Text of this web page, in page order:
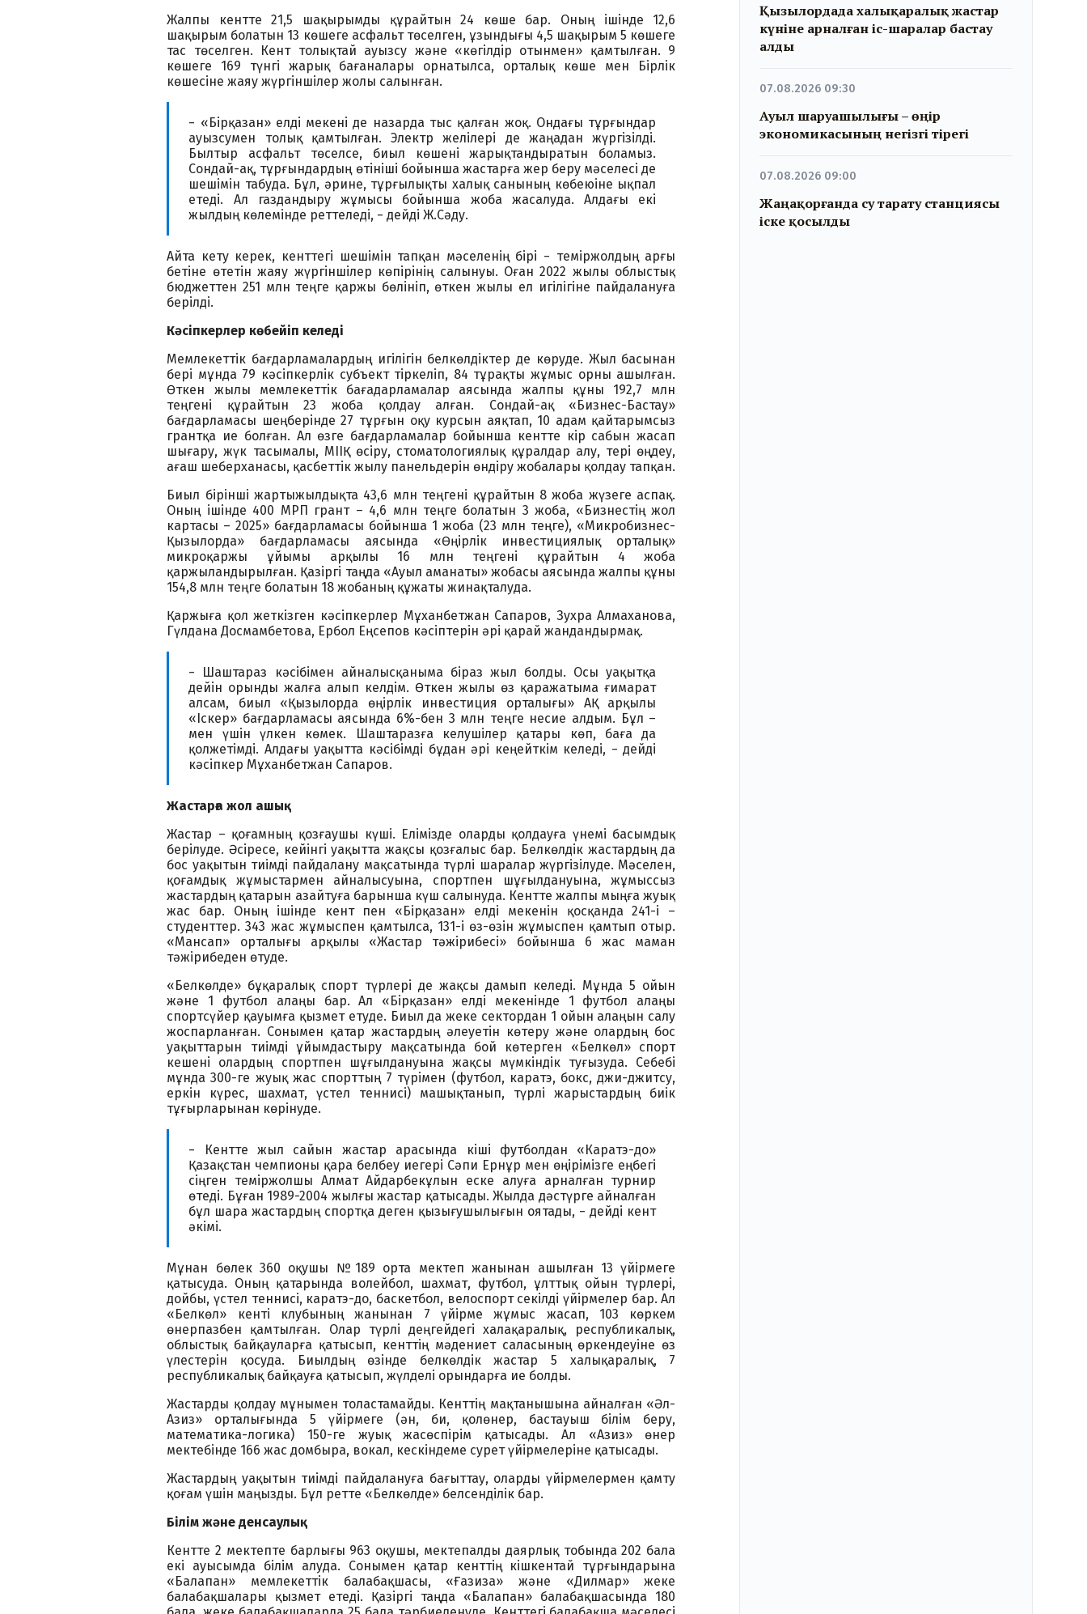
Жалпы кентте 21,5 шақырымды құрайтын 24 көше бар. Оның ішінде 12,6
шақырым болатын 13 көшеге асфальт төселген, ұзындығы 4,5 шақырым 5 көшеге
тас төселген. Кент толықтай ауызсу және «көгілдір отынмен» қамтылған. 9
көшеге 169 түнгі жарық бағаналары орнатылса, орталық көше мен Бірлік
көшесіне жаяу жүргіншілер жолы салынған.
− «Бірқазан» елді мекені де назарда тыс қалған жоқ. Ондағы тұрғындар
ауызсумен толық қамтылған. Электр желілері де жаңадан жүргізілді.
Былтыр асфальт төселсе, биыл көшені жарықтандыратын боламыз.
Сондай-ақ, тұрғындардың өтініші бойынша жастарға жер беру мәселесі де
шешімін табуда. Бұл, әрине, тұрғылықты халық санының көбеюіне ықпал
етеді. Ал газдандыру жұмысы бойынша жоба жасалуда. Алдағы екі
жылдың көлемінде реттеледі, − дейді Ж.Сәду.
Айта кету керек, кенттегі шешімін тапқан мәселенің бірі − теміржолдың арғы
бетіне өтетін жаяу жүргіншілер көпірінің салынуы. Оған 2022 жылы облыстық
бюджеттен 251 млн теңге қаржы бөлініп, өткен жылы ел игілігіне пайдалануға
берілді.
Кәсіпкерлер көбейіп келеді
Мемлекеттік бағдарламалардың игілігін белкөлдіктер де көруде. Жыл басынан
бері мұнда 79 кәсіпкерлік субъект тіркеліп, 84 тұрақты жұмыс орны ашылған.
Өткен жылы мемлекеттік бағадарламалар аясында жалпы құны 192,7 млн
теңгені құрайтын 23 жоба қолдау алған. Сондай-ақ «Бизнес-Бастау»
бағдарламасы шеңберінде 27 тұрғын оқу курсын аяқтап, 10 адам қайтарымсыз
грантқа ие болған. Ал өзге бағдарламалар бойынша кентте кір сабын жасап
шығару, жүк тасымалы, МІІҚ өсіру, стоматологиялық құралдар алу, тері өңдеу,
ағаш шеберханасы, қасбеттік жылу панельдерін өндіру жобалары қолдау тапқан.
Биыл бірінші жартыжылдықта 43,6 млн теңгені құрайтын 8 жоба жүзеге аспақ.
Оның ішінде 400 МРП грант – 4,6 млн теңге болатын 3 жоба, «Бизнестің жол
картасы – 2025» бағдарламасы бойынша 1 жоба (23 млн теңге), «Микробизнес-
Қызылорда» бағдарламасы аясында «Өңірлік инвестициялық орталық»
микроқаржы ұйымы арқылы 16 млн теңгені құрайтын 4 жоба
қаржыландырылған. Қазіргі таңда «Ауыл аманаты» жобасы аясында жалпы құны
154,8 млн теңге болатын 18 жобаның құжаты жинақталуда.
Қаржыға қол жеткізген кәсіпкерлер Мұханбетжан Сапаров, Зухра Алмаханова,
Гүлдана Досмамбетова, Ербол Еңсепов кәсіптерін әрі қарай жандандырмақ.
− Шаштараз кәсібімен айналысқаныма біраз жыл болды. Осы уақытқа
дейін орынды жалға алып келдім. Өткен жылы өз қаражатыма ғимарат
алсам, биыл «Қызылорда өңірлік инвестиция орталығы» АҚ арқылы
«Іскер» бағдарламасы аясында 6%-бен 3 млн теңге несие алдым. Бұл –
мен үшін үлкен көмек. Шаштаразға келушілер қатары көп, баға да
қолжетімді. Алдағы уақытта кәсібімді бұдан әрі кеңейткім келеді, − дейді
кәсіпкер Мұханбетжан Сапаров.
Жастарға жол ашық
Жастар – қоғамның қозғаушы күші. Елімізде оларды қолдауға үнемі басымдық
берілуде. Әсіресе, кейінгі уақытта жақсы қозғалыс бар. Белкөлдік жастардың да
бос уақытын тиімді пайдалану мақсатында түрлі шаралар жүргізілуде. Мәселен,
қоғамдық жұмыстармен айналысуына, спортпен шұғылдануына, жұмыссыз
жастардың қатарын азайтуға барынша күш салынуда. Кентте жалпы мыңға жуық
жас бар. Оның ішінде кент пен «Бірқазан» елді мекенін қосқанда 241-і –
студенттер. 343 жас жұмыспен қамтылса, 131-і өз-өзін жұмыспен қамтып отыр.
«Мансап» орталығы арқылы «Жастар тәжірибесі» бойынша 6 жас маман
тәжірибеден өтуде.
«Белкөлде» бұқаралық спорт түрлері де жақсы дамып келеді. Мұнда 5 ойын
және 1 футбол алаңы бар. Ал «Бірқазан» елді мекенінде 1 футбол алаңы
спортсүйер қауымға қызмет етуде. Биыл да жеке сектордан 1 ойын алаңын салу
жоспарланған. Сонымен қатар жастардың әлеуетін көтеру және олардың бос
уақыттарын тиімді ұйымдастыру мақсатында бой көтерген «Белкөл» спорт
кешені олардың спортпен шұғылдануына жақсы мүмкіндік туғызуда. Себебі
мұнда 300-ге жуық жас спорттың 7 түрімен (футбол, каратэ, бокс, джи-джитсу,
еркін күрес, шахмат, үстел теннисі) машықтанып, түрлі жарыстардың биік
тұғырларынан көрінуде.
− Кентте жыл сайын жастар арасында кіші футболдан «Каратэ-до»
Қазақстан чемпионы қара белбеу иегері Сәпи Ернұр мен өңірімізге еңбегі
сіңген теміржолшы Алмат Айдарбекұлын еске алуға арналған турнир
өтеді. Бұған 1989-2004 жылғы жастар қатысады. Жылда дәстүрге айналған
бұл шара жастардың спортқа деген қызығушылығын оятады, − дейді кент
әкімі.
Мұнан бөлек 360 оқушы №189 орта мектеп жанынан ашылған 13 үйірмеге
қатысуда. Оның қатарында волейбол, шахмат, футбол, ұлттық ойын түрлері,
дойбы, үстел теннисі, каратэ-до, баскетбол, велоспорт секілді үйірмелер бар. Ал
«Белкөл» кенті клубының жанынан 7 үйірме жұмыс жасап, 103 көркем
өнерпазбен қамтылған. Олар түрлі деңгейдегі халақаралық, республикалық,
облыстық байқауларға қатысып, кенттің мәдениет саласының өркендеуіне өз
үлестерін қосуда. Биылдың өзінде белкөлдік жастар 5 халықаралық, 7
республикалық байқауға қатысып, жүлделі орындарға ие болды.
Жастарды қолдау мұнымен толастамайды. Кенттің мақтанышына айналған «Әл-
Азиз» орталығында 5 үйірмеге (ән, би, қолөнер, бастауыш білім беру,
математика-логика) 150-ге жуық жасөспірім қатысады. Ал «Азиз» өнер
мектебінде 166 жас домбыра, вокал, кескіндеме сурет үйірмелеріне қатысады.
Жастардың уақытын тиімді пайдалануға бағыттау, оларды үйірмелермен қамту
қоғам үшін маңызды. Бұл ретте «Белкөлде» белсенділік бар.
Білім және денсаулық
Кентте 2 мектепте барлығы 963 оқушы, мектепалды даярлық тобында 202 бала
екі ауысымда білім алуда. Сонымен қатар кенттің кішкентай тұрғындарына
«Балапан» мемлекеттік балабақшасы, «Ғазиза» және «Дилмар» жеке
балабақшалары қызмет етеді. Қазіргі таңда «Балапан» балабақшасында 180
Қызылордада халықаралық жастар
күніне арналған іс-шаралар бастау
алды
07.08.2026 09:30
Ауыл шаруашылығы – өңір
экономикасының негізгі тірегі
07.08.2026 09:00
Жаңақорғанда су тарату станциясы
іске қосылды